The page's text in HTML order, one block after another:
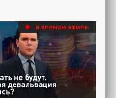
В ПРЯМОМ ЭФИРЕ: